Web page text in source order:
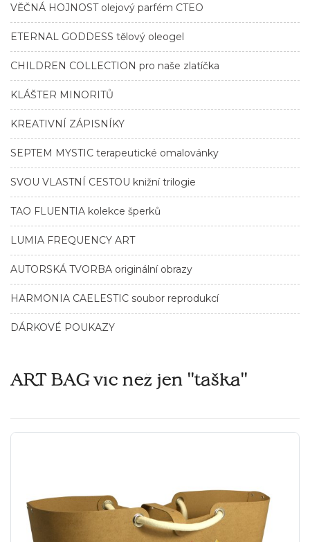
VĚČNÁ HOJNOST olejový parfém CTEO
ETERNAL GODDESS tělový oleogel
CHILDREN COLLECTION pro naše zlatíčka
KLÁŠTER MINORITŮ
KREATIVNÍ ZÁPISNÍKY
SEPTEM MYSTIC terapeutické omalovánky
SVOU VLASTNÍ CESTOU knižní trilogie
TAO FLUENTIA kolekce šperků
LUMIA FREQUENCY ART
AUTORSKÁ TVORBA originální obrazy
HARMONIA CAELESTIC soubor reprodukcí
DÁRKOVÉ POUKAZY
ART BAG víc než jen ''taška''